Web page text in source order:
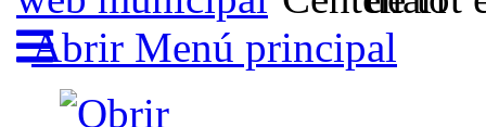
Abrir Menú principal